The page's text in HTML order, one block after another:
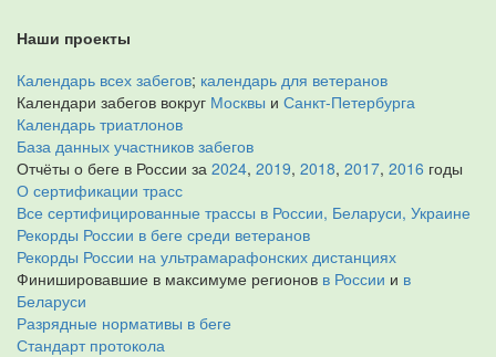
Наши проекты
Календарь всех забегов; календарь для ветеранов
Календари забегов вокруг Москвы и Санкт-Петербурга
Календарь триатлонов
База данных участников забегов
Отчёты о беге в России за 2024, 2019, 2018, 2017, 2016 годы
О сертификации трасс
Все сертифицированные трассы в России, Беларуси, Украине
Рекорды России в беге среди ветеранов
Рекорды России на ультрамарафонских дистанциях
Финишировавшие в максимуме регионов в России и в
Беларуси
Разрядные нормативы в беге
Стандарт протокола